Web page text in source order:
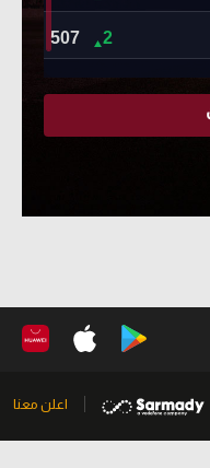
اعلن معنا